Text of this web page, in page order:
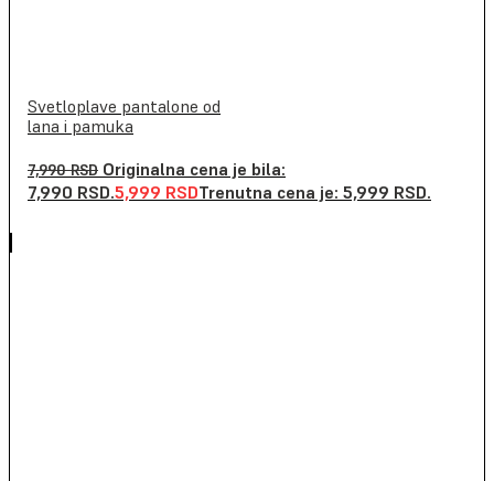
Svetloplave pantalone od
lana i pamuka
7,990RSD Originalna cena je bila:
7,990 RSD.5,999 RSDTrenutna cena je: 5,999 RSD.